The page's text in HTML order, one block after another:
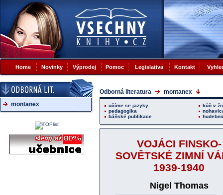
Home Novinky Výprodej Pomoc Legislativa Kontakt
montanex
Odborná literatura montanex
učíme se jazyky
pedagogika
báňské publikace
kůň v
VOJÁCI FINSKO-
SOVĚTSKÉ ZIMNÍ
1939-1940
Nigel Thomas